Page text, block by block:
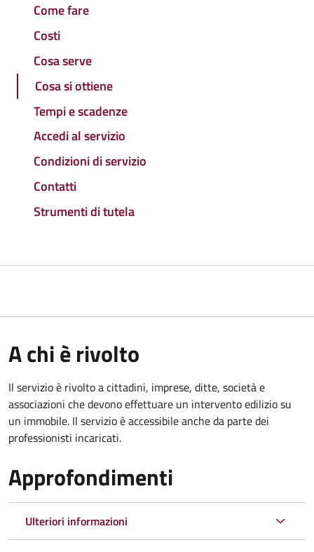
Come fare
Costi
Cosa serve
Cosa si ottiene
Tempi e scadenze
Accedi al servizio
Condizioni di servizio
Contatti
Strumenti di tutela
A chi è rivolto
Il servizio è rivolto a cittadini, imprese, ditte, società e
associazioni che devono effettuare un intervento edilizio su
un immobile. Il servizio è accessibile anche da parte dei
professionisti incaricati.
Approfondimenti
Ulteriori informazioni